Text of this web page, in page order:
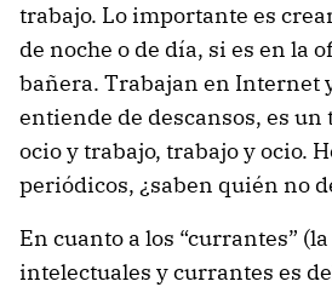
trabajo. Lo importante es
de noche o de día, si es en la
bañera. Trabajan en Internet
entiende de descansos, es un
ocio y trabajo, trabajo y ocio.
periódicos, ¿saben quién no
En cuanto a los “currantes”
intelectuales y currantes es